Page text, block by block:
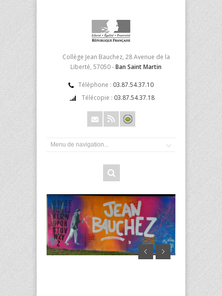
Collège Jean Bauchez, 28 Avenue de la
Liberté, 57050 -Ban Saint Martin
Téléphone : 03.87.54.37.10
Télécopie : 03.87.54.37.18